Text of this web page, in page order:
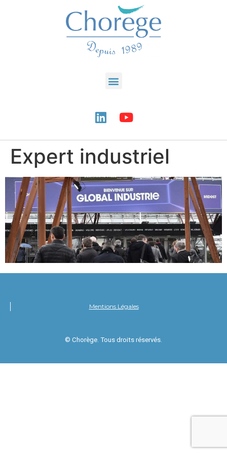
Expert industriel
Mentions Légales
© Chorège. Tous droits réservés.